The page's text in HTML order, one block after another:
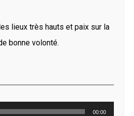
lieux très hauts et paix sur la
bonne volonté.
00:00